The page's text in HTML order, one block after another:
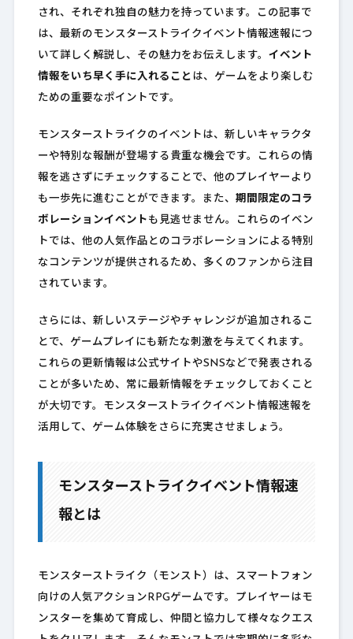
され、それぞれ独自の魅力を持っています。この記事で
は、最新のモンスターストライクイベント情報速報につ
いて詳しく解説し、その魅力をお伝えします。 イベント
情報をいち早く手に入れること は、ゲームをより楽しむ
ための重要なポイントです。
モンスターストライクのイベントは、新しいキャラクタ
ーや特別な報酬が登場する貴重な機会です。これらの情
報を逃さずにチェックすることで、他のプレイヤーより
も一歩先に進むことができます。また、 期間限定のコラ
ボレーションイベント も見逃せません。これらのイベン
トでは、他の人気作品とのコラボレーションによる特別
なコンテンツが提供されるため、多くのファンから注目
されています。
さらには、新しいステージやチャレンジが追加されるこ
とで、ゲームプレイにも新たな刺激を与えてくれます。
これらの更新情報は公式サイトやSNSなどで発表される
ことが多いため、常に最新情報をチェックしておくこと
が大切です。モンスターストライクイベント情報速報を
活用して、ゲーム体験をさらに充実させましょう。
モンスターストライクイベント情報速
報とは
モンスターストライク（モンスト）は、スマートフォン
向けの人気アクションRPGゲームです。プレイヤーはモ
ンスターを集めて育成し、仲間と協力して様々なクエス